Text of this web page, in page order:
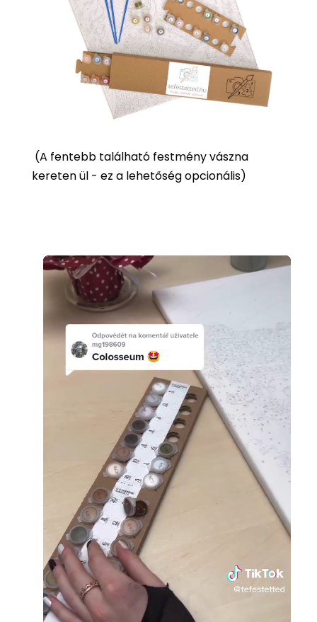
(A fentebb található festmény vászna
kereten ül - ez a lehetőség opcionális)